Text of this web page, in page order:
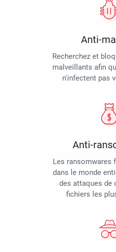
Anti-
Recherchez et
malveillants afin
n'infectent pas
Anti-
Les ransomwares
dans le monde
des attaques de
fichiers les